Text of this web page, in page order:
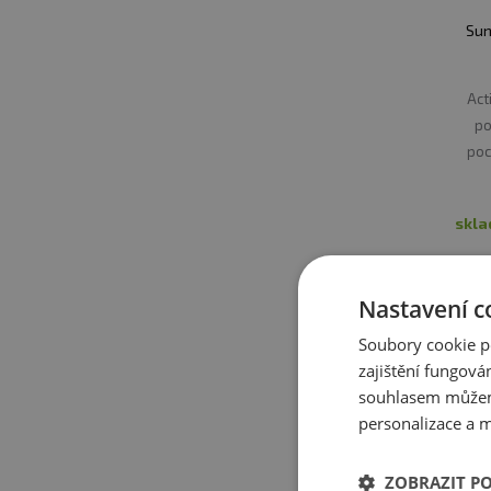
Nastavení
Soubory cookie
zajištění
souhlasem
personalizace a
ZOBRAZIT